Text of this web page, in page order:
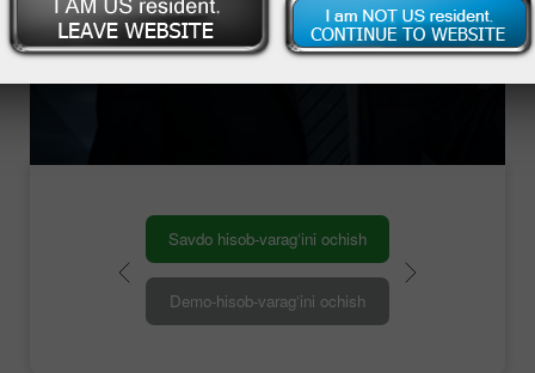
Savdo hisob-varag‘ini ochish
Demo-hisob-varag‘ini ochish